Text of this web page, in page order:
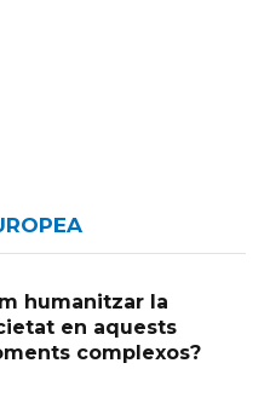
humanitzar la
en aquests
complexos?